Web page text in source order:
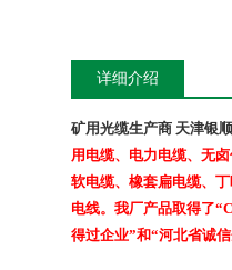
详细介绍
矿用光缆生产商 天津银
用电缆、电力电缆、无
软电缆、橡套扁电缆、
电线。我厂产品取得了
得过企业”和“河北省诚